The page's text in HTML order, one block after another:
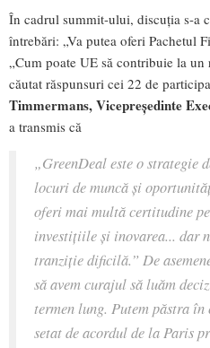
În cadrul summit-ului, discuția s-a
întrebări: „Va putea oferi Pachetul
„Cum poate UE să contribuie la un
căutat răspunsuri cei 22 de
Timmermans, Vicepreședinte
a transmis că
„GreenDeal este o strategie
locuri de muncă și
oferi mai multă certitudine
investițiile și inovarea... dar
tranziție dificilă.” De
să avem curajul să luăm
termen lung. Putem păstra
setat de acordul de la Paris